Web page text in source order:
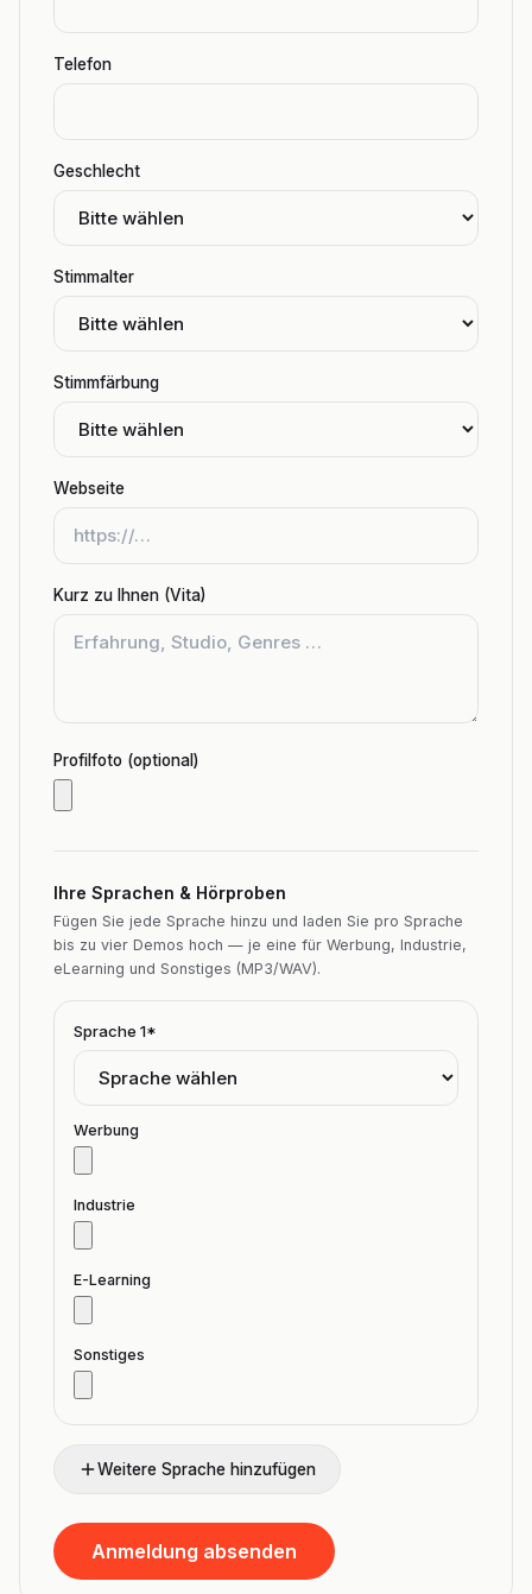
Telefon
Geschlecht
Stimmalter
Stimmfärbung
Webseite
Kurz zu Ihnen (Vita)
Profilfoto (optional)
Ihre Sprachen & Hörproben
Fügen Sie jede Sprache hinzu und laden Sie pro Sprache
bis zu vier Demos hoch — je eine für Werbung, Industrie,
eLearning und Sonstiges (MP3/WAV).
Sprache 1*
Werbung
Industrie
E-Learning
Sonstiges
Weitere Sprache hinzufügen
Anmeldung absenden